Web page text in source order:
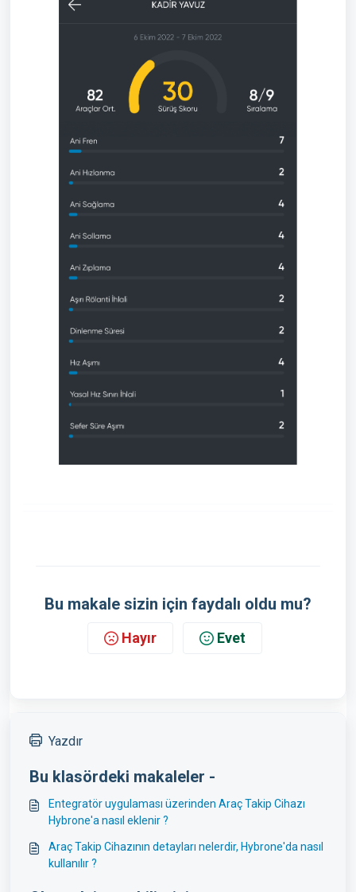
Bu makale sizin için faydalı oldu mu?
Hayır Evet
Yazdır
Bu klasördeki makaleler -
Entegratör uygulaması üzerinden Araç Takip Cihazı
Hybrone'a nasıl eklenir ?
Araç Takip Cihazının detayları nelerdir, Hybrone'da nasıl
kullanılır ?